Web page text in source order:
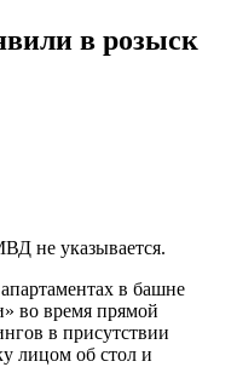
в розыск
не указывается.
в башне
во время прямой
в присутствии
лицом об стол и